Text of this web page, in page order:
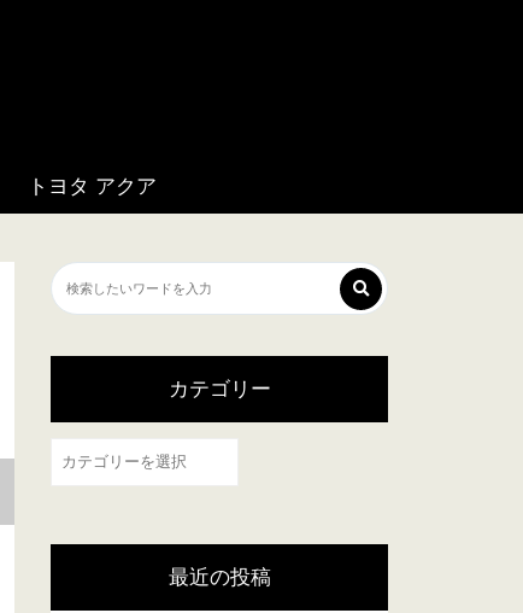
トヨタ アクア
カテゴリー
カ
リ
最近の投稿